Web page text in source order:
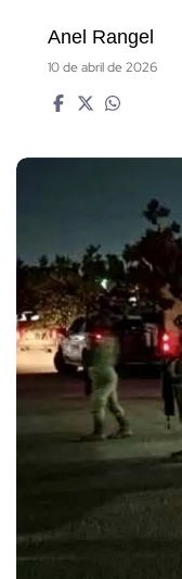
Anel Rangel
10 de abril de 2026